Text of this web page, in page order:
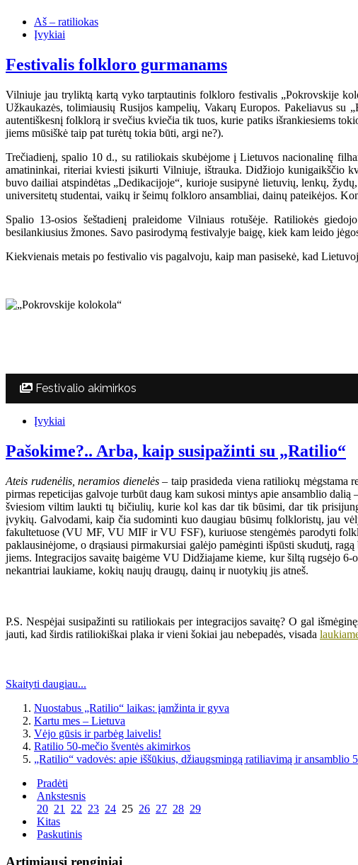
Aš – ratiliokas
Įvykiai
Festivalis folkloro gurmanams
Vilniuje jau tryliktą kartą vyko tarptautinis folkloro festivalis „Pokrovskije
Užkaukazės, tolimiausių Rusijos kampelių, Vakarų Europos. Pakeliavus
autentiškesnį folklorą ir svečius kviečia tik tuos, kurie patiks išrankiesiems
jiems mūsiškė taip pat turėtų tokia būti, argi ne?).
Trečiadienį, spalio 10 d., su ratiliokais skubėjome į Lietuvos nacionalinę
amatininkai, riteriai kviesti įsikurti Vilniuje, ištrauka. Didžiojo kunigaikščio
buvo dailiai atspindėtas „Dedikacijoje“, kurioje susipynė lietuvių, lenkų,
universitetų studentai, vaikų ir šeimų folkloro ansambliai, dainų pateikėjos.
Spalio 13-osios šeštadienį praleidome Vilniaus rotušėje. Ratiliokės
besilankiusius žmones. Savo pasirodymą festivalyje baigę, kiek kam leido
Kiekvienais metais po festivalio vis pagalvoju, kaip man pasisekė, kad
Festivalio akimirkos
Įvykiai
Pašokime?.. Arba, kaip susipažinti su „Ratilio“
Ateis rudenėlis, neramios dienelės– taip prasideda viena ratiliokų mėgstama
pirmas repeticijas galvoje turbūt daug kam sukosi mintys apie ansamblio
šviesiom viltim laukti tų bičiulių, kurie kol kas dar tik būsimi, dar tik
įvykių. Galvodami, kaip čia sudominti kuo daugiau būsimų folkloristų, jau
fakultetuose (VU MF, VU MIF ir VU FSF), kuriuose stengėmės parodyti
paklausinėjome, o drąsiausi pirmakursiai galėjo pamėginti išpūsti skudutį,
jiems. Integracijos savaitę baigėme VU Didžiajame kieme, kur šiltą rugsėjo
nekantriai laukiame, kokių naujų draugų, dainų ir nuotykių jis atneš.
P.S. Nespėjai susipažinti su ratiliokais per integracijos savaitę? O gal
jauti, kad širdis ratiliokiškai plaka ir vieni šokiai jau nebepadės, visada
Skaityti daugiau...
Nuostabus „Ratilio“ laikas: įamžinta ir gyva
Kartu mes – Lietuva
Vėjo gūsis ir parbėg laivelis!
Ratilio 50-mečio šventės akimirkos
„Ratilio“ vadovės: apie iššūkius, džiaugsmingą ratiliavimą ir ansamblio
Pradėti
Ankstesnis
20 21 22 23 24 25 26 27 28 29
Kitas
Paskutinis
Artimiausi renginiai